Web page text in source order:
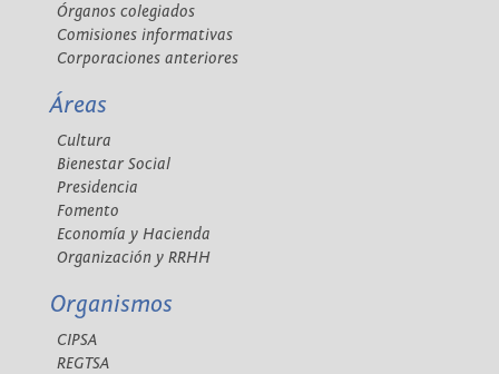
Órganos colegiados
Comisiones informativas
Corporaciones anteriores
Áreas
Cultura
Bienestar Social
Presidencia
Fomento
Economía y Hacienda
Organización y RRHH
Organismos
CIPSA
REGTSA